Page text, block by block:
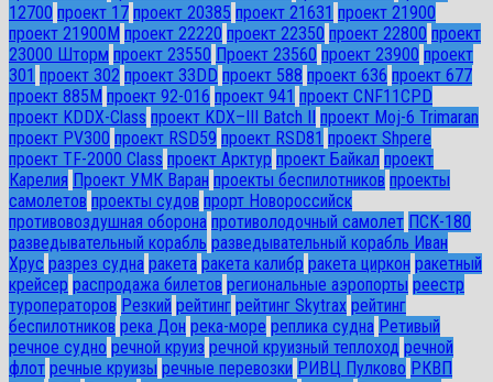
12700 проект 17 проект 20385 проект 21631 проект 21900
проект 21900М проект 22220 проект 22350 проект 22800 проект
23000 Шторм проект 23550 Проект 23560 проект 23900 проект
301 проект 302 проект 33DD проект 588 проект 636 проект 677
проект 885М проект 92-016 проект 941 проект CNF11CPD
проект KDDX-Class проект KDX–III Batch II
проект Moj-6 Trimaran
проект PV300 проект RSD59 проект RSD81 проект Shpere
проект TF-2000 Class проект Арктур проект Байкал проект
Карелия Проект УМК Варан проекты беспилотников проекты
самолетов проекты судов прорт Новороссийск
противовоздушная оборона противолодочный самолет ПСК-180
разведывательный корабль разведывательный корабль Иван
Хрус разрез судна ракета ракета калибр ракета циркон ракетный
крейсер распродажа билетов региональные аэропорты реестр
туроператоров Резкий рейтинг рейтинг Skytrax рейтинг
беспилотников река Дон река-море реплика судна Ретивый
речное судно речной круиз речной круизный теплоход речной
флот речные круизы речные перевозки РИВЦ Пулково РКВП